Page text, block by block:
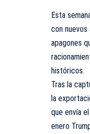
Esta
con nuevos
apagones
históricos.
Tras la
la
que envía
enero